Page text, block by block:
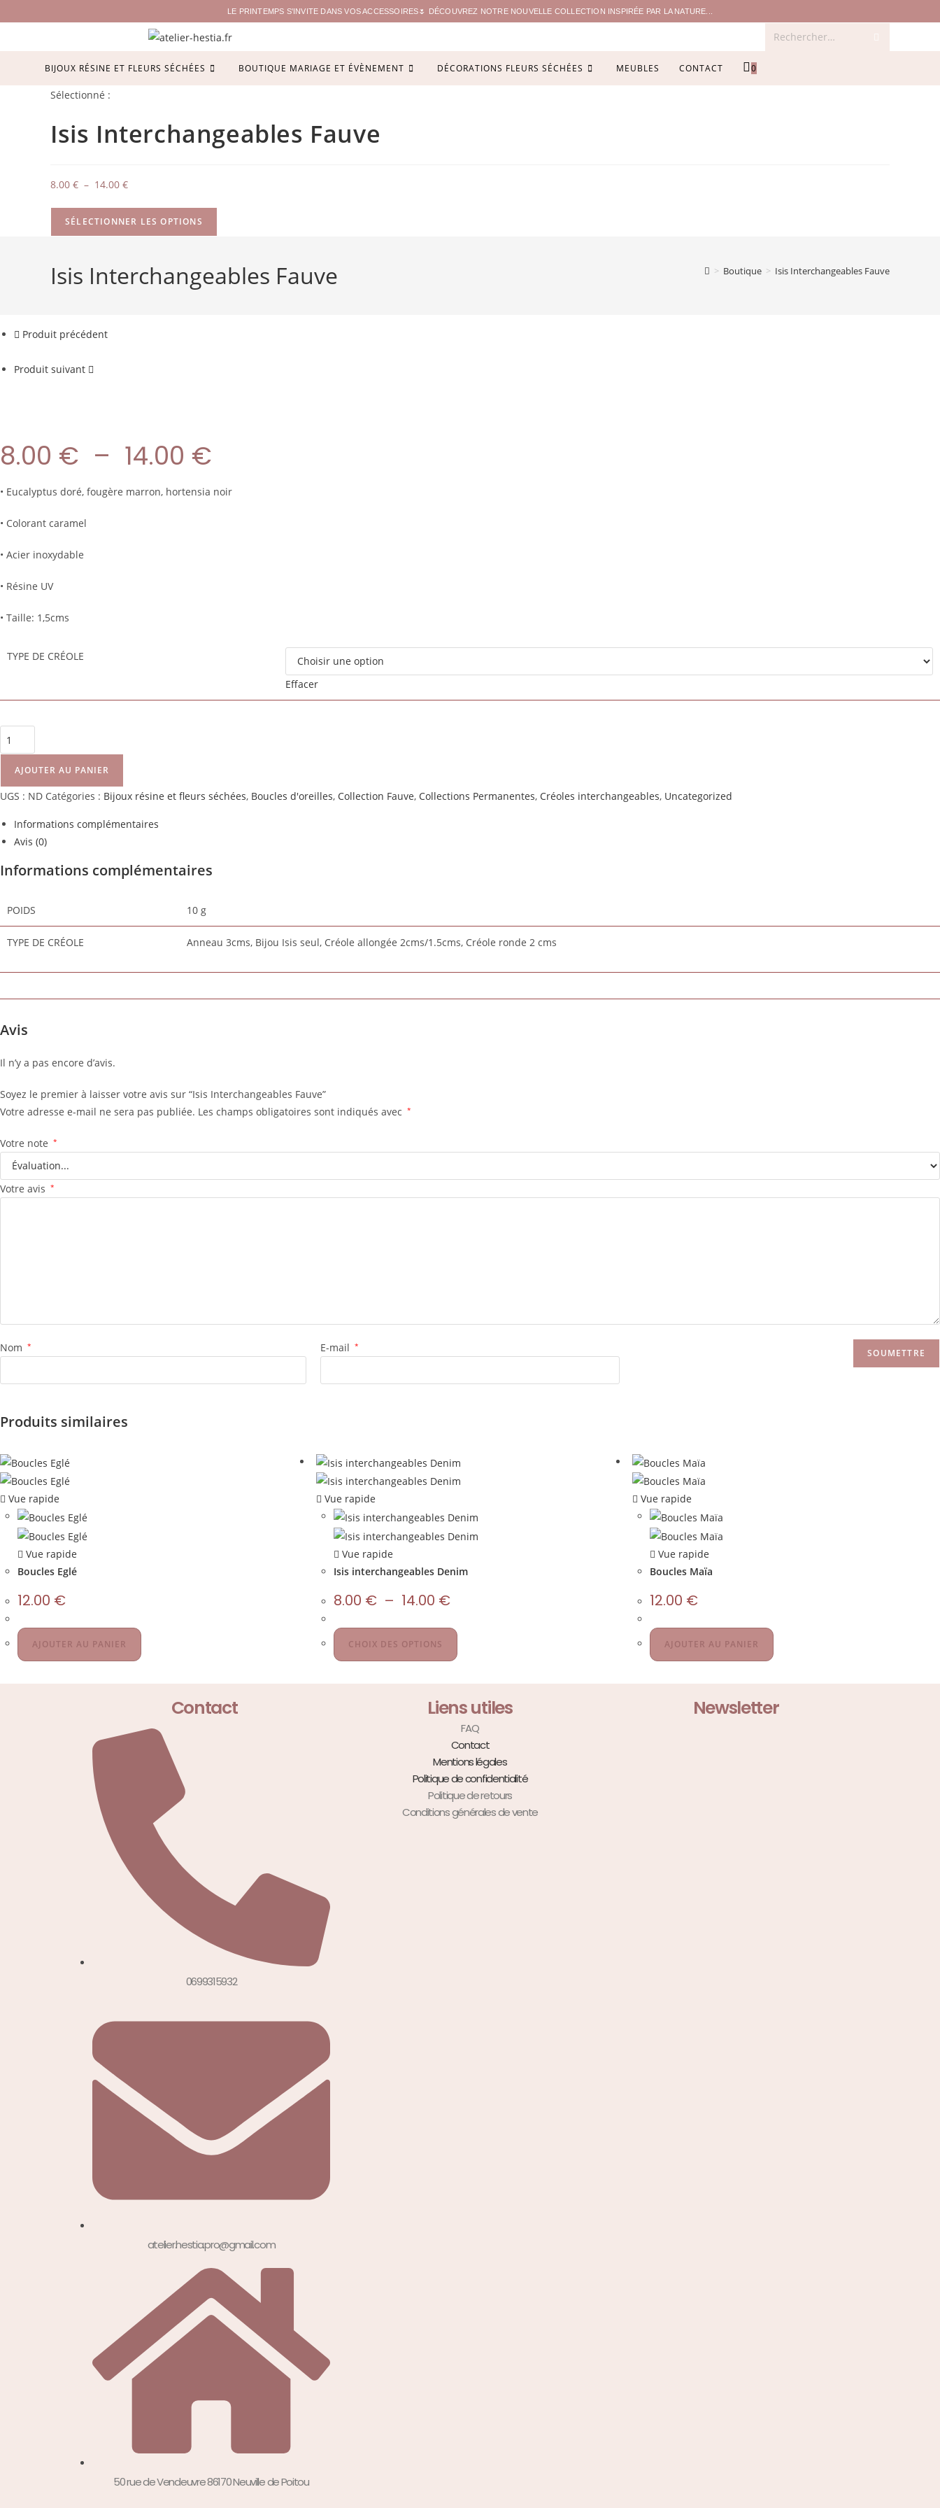
LE PRINTEMPS S'INVITE DANS VOS ACCESSOIRES🌷 DÉCOUVREZ NOTRE NOUVELLE COLLECTION INSPIRÉE PAR LA NATURE...
Rechercher…
BIJOUX RÉSINE ET FLEURS SÉCHÉES BOUTIQUE MARIAGE ET ÉVÈNEMENT DÉCORATIONS FLEURS SÉCHÉES MEUBLES CONTACT 0
Sélectionné :
Isis Interchangeables Fauve
8.00 € – 14.00 €
SÉLECTIONNER LES OPTIONS
Isis Interchangeables Fauve > Boutique > Isis Interchangeables Fauve
Produit précédent
Produit suivant
8.00 € – 14.00 €
• Eucalyptus doré, fougère marron, hortensia noir
• Colorant caramel
• Acier inoxydable
• Résine UV
• Taille: 1,5cms
TYPE DE CRÉOLE
Effacer
AJOUTER AU PANIER
UGS : ND Catégories : Bijoux résine et fleurs séchées, Boucles d'oreilles, Collection Fauve, Collections Permanentes, Créoles interchangeables, Uncategorized
Informations complémentaires
Avis (0)
Informations complémentaires
POIDS 10 g
TYPE DE CRÉOLE Anneau 3cms, Bijou Isis seul, Créole allongée 2cms/1.5cms, Créole ronde 2 cms
Avis
Il n’y a pas encore d’avis.
Soyez le premier à laisser votre avis sur “Isis Interchangeables Fauve”
Votre adresse e-mail ne sera pas publiée. Les champs obligatoires sont indiqués avec *
Votre note *
Votre avis *
Nom * E-mail *
Produits similaires
Vue rapide
Vue rapide
Boucles Eglé
12.00 €
AJOUTER AU PANIER
Vue rapide
Vue rapide
Isis interchangeables Denim
8.00 € – 14.00 €
CHOIX DES OPTIONS
Vue rapide
Vue rapide
Boucles Maïa
12.00 €
AJOUTER AU PANIER
Contact
0699315932
atelier.hestia.pro@gmail.com
50 rue de Vendeuvre 86170 Neuville de Poitou
Liens utiles
FAQ
Contact
Mentions légales
Politique de confidentialité
Politique de retours
Conditions générales de vente
Newsletter